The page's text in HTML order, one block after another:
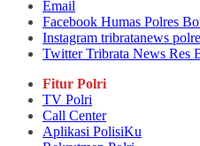
Email
Facebook Humas Polres
Instagram tribratanews
Twitter Tribrata News Res
Fitur Polri
TV Polri
Call Center
Aplikasi PolisiKu